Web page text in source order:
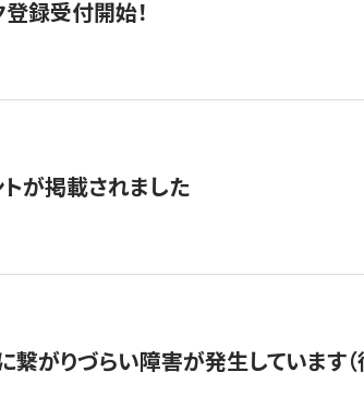
録受付開始！
が掲載されました
繋がりづらい障害が発生しています（